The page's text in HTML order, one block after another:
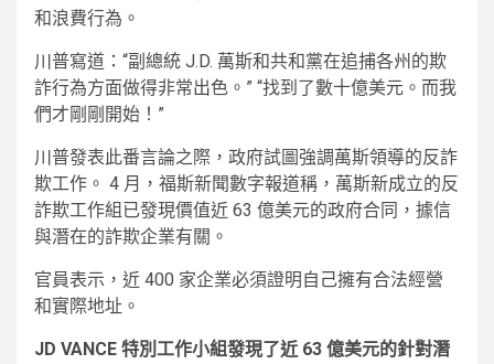
和浪費行為。
川普寫道：“副總統 J.D. 萬斯和共和黨在追捕各州的欺
詐行為方面做得非常出色。” “找到了數十億美元。而我
們才剛剛開始！”
川普發表此番言論之際，政府試圖強調萬斯領導的反詐
欺工作。 4 月，福斯新聞數字報道稱，萬斯新成立的反
詐欺工作組已發現價值近 63 億美元的政府合同，據信
與潛在的詐欺企業有關。
官員表示，近 400 家企業必須證明自己擁有合法經營
和實際地址。
JD VANCE 特別工作小組發現了近 63 億美元的針對潛